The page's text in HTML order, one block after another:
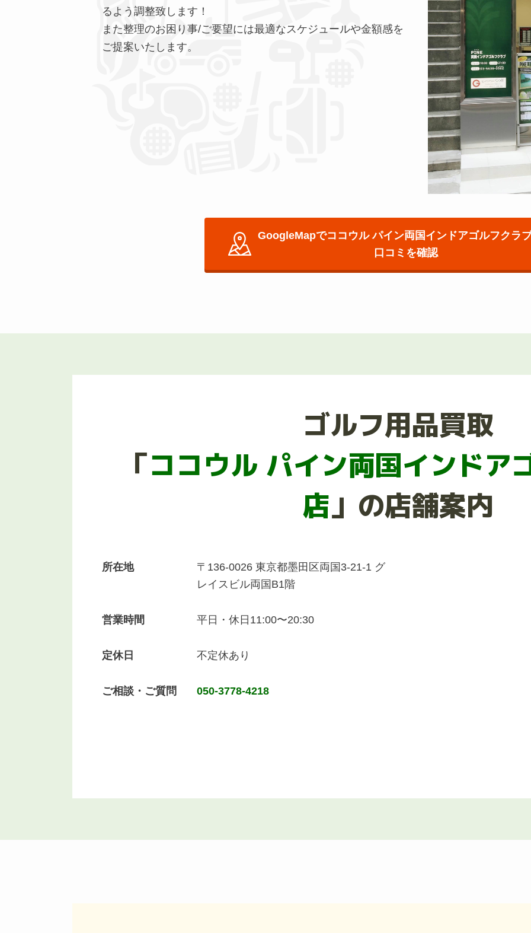
るよう調整致します！
また整理のお困り事/ご要望には最適なスケジュールや金額感を
ご提案いたします。
GoogleMapでココウル パイン両国インドアゴルフクラ
口コミを確認
ゴルフ用品買取
「ココウル パイン両国インドア
店」の店舗案内
所在地
〒136-0026 東京都墨田区両国3-21-1 グ
レイスビル両国B1階
営業時間 平日・休日11:00〜20:30
定休日 不定休あり
ご相談・ご質問 050-3778-4218